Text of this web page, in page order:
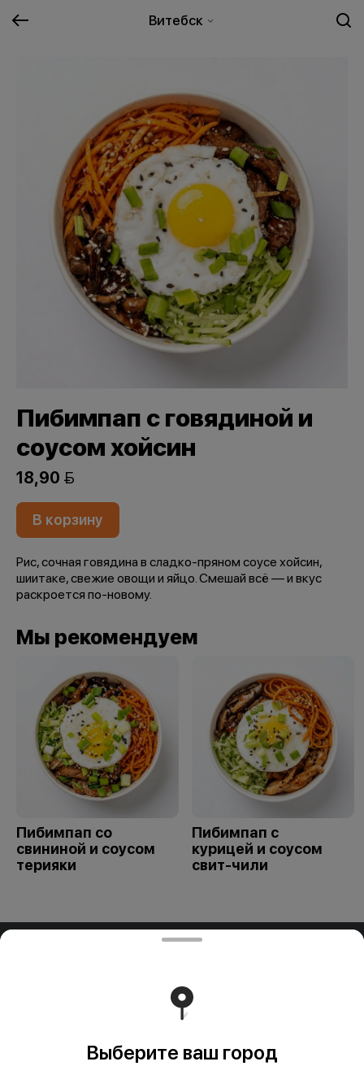
Витебск
Пибимпап с говядиной и
соусом хойсин
18,90 
В корзину
Рис, сочная говядина в сладко-пряном соусе хойсин,
шиитаке, свежие овощи и яйцо. Смешай всё — и вкус
раскроется по-новому.
Мы рекомендуем
Пибимпап со
свининой и соусом
терияки
Пибимпап с
курицей и соусом
свит-чили
ООО "ПАДТАЙ-ГРУПП"
Свидетельство выдано Минским горисполкомом
03.12.2020 г. Интернет-магазин зарегистрирован в
Торговом реестре Республики Беларусь 18.01.2021г.
Выберите ваш город